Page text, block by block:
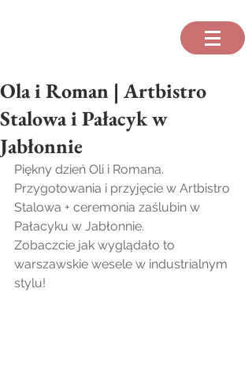
Ola i Roman | Artbistro
Stalowa i Pałacyk w
Jabłonnie
Piękny dzień Oli i Romana.
Przygotowania i przyjęcie w Artbistro
Stalowa + ceremonia zaślubin w
Pałacyku w Jabłonnie.
Zobaczcie jak wyglądało to
warszawskie wesele w industrialnym
stylu!